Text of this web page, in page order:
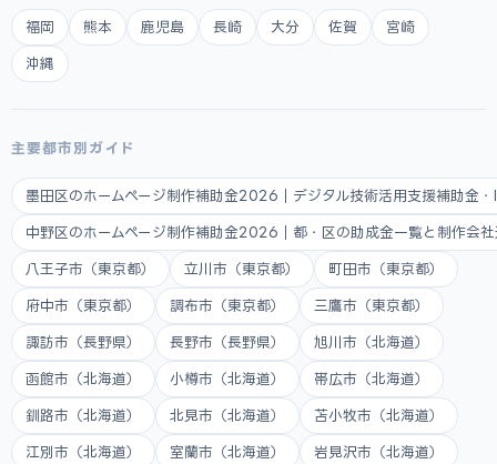
福岡 熊本 鹿児島 長崎 大分 佐賀 宮崎
沖縄
主要都市別ガイド
墨田区のホームページ制作補助金2026｜デジタル技術活用支援補助金
中野区のホームページ制作補助金2026｜都・区の助成金一覧と制作会
八王子市（東京都） 立川市（東京都） 町田市（東京都）
府中市（東京都） 調布市（東京都） 三鷹市（東京都）
諏訪市（長野県） 長野市（長野県） 旭川市（北海道）
函館市（北海道） 小樽市（北海道） 帯広市（北海道）
釧路市（北海道） 北見市（北海道） 苫小牧市（北海道）
江別市（北海道） 室蘭市（北海道） 岩見沢市（北海道）